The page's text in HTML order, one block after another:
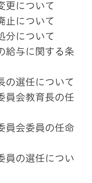
について
について
について
与に関する条
選任について
会教育長の任
会委員の任命
の選任につい